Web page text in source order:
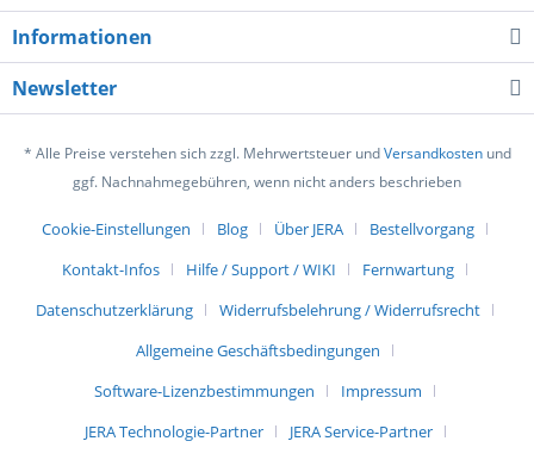
Informationen
Newsletter
* Alle Preise verstehen sich zzgl. Mehrwertsteuer undVersandkostenund
ggf. Nachnahmegebühren, wenn nicht anders beschrieben
Cookie-Einstellungen Blog Über JERA
Bestellvorgang
Kontakt-Infos
Hilfe / Support / WIKI
Fernwartung
Datenschutzerklärung
Widerrufsbelehrung / Widerrufsrecht
Allgemeine Geschäftsbedingungen
Software-Lizenzbestimmungen
Impressum
JERA Technologie-Partner
JERA Service-Partner